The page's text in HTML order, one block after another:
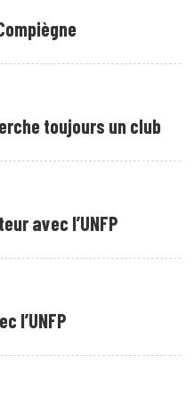
toujours un club
avec l’UNFP
l’UNFP